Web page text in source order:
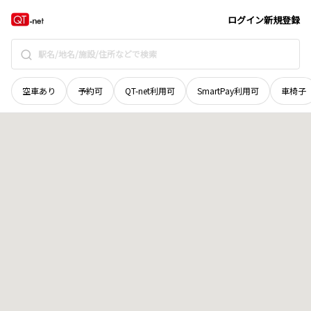
ログイン新規登録
空車あり 予約可 QT-net利用可 SmartPay利用可 車椅子
広島県